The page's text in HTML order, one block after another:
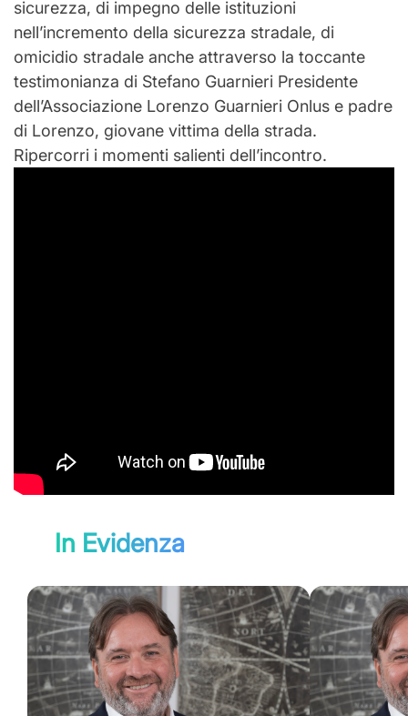
sicurezza, di impegno delle istituzioni
nell’incremento della sicurezza stradale, di
omicidio stradale anche attraverso la toccante
testimonianza di Stefano Guarnieri Presidente
dell’Associazione Lorenzo Guarnieri Onlus e padre
di Lorenzo, giovane vittima della strada.
Ripercorri i momenti salienti dell’incontro.
In Evidenza